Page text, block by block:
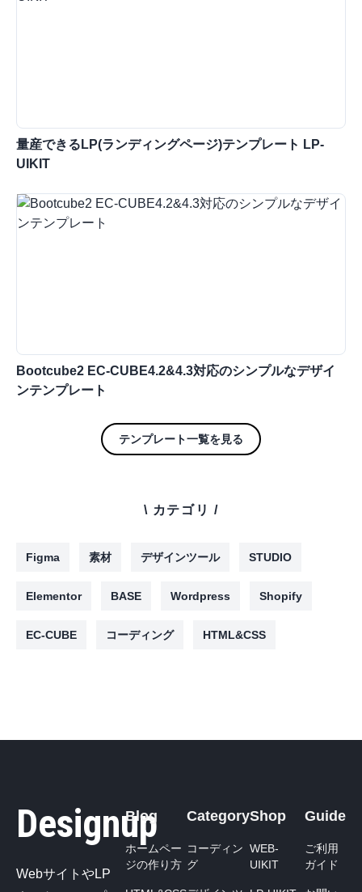
量産できるLP(ランディングページ)テンプレート LP-
UIKIT
Bootcube2 EC-CUBE4.2&4.3対応のシンプルなデザイ
ンテンプレート
テンプレート一覧を見る
\ カテゴリ /
Figma 素材 デザインツール STUDIO
Elementor BASE Wordpress Shopify
EC-CUBE コーディング HTML&CSS
Designup
WebサイトやLP
Blog
ホームペー
ジの作り方
Category
コーディン
グ
Shop
WEB-
UIKIT
Guide
ご利用
ガイド